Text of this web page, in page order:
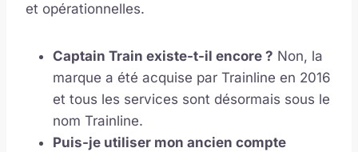
et opérationnelles.
Captain Train existe-t-il encore ? Non, la
marque a été acquise par Trainline en 2016
et tous les services sont désormais sous le
nom Trainline.
Puis-je utiliser mon ancien compte